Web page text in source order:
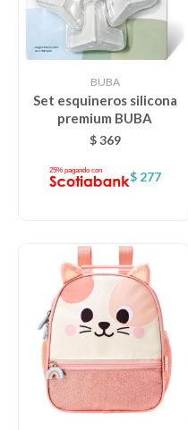
BUBA
Set esquineros silicona
premium BUBA
$ 369
$ 277
Sale
Local MVD Kids